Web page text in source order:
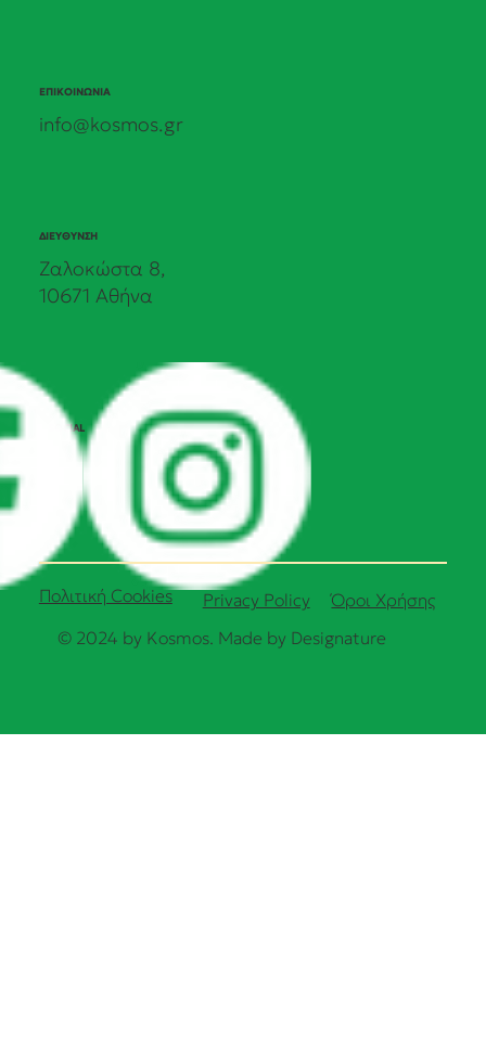
ΕΠΙΚΟΙΝΩΝΙΑ
info@kosmos.gr
ΔΙΕΥΘΥΝΣΗ
Ζαλοκώστα 8,
10671 Αθήνα
SOCIAL
© 2024 by Kosmos. Made by Designature
Πολιτική Cookies Όροι Χρήσης
Privacy Policy